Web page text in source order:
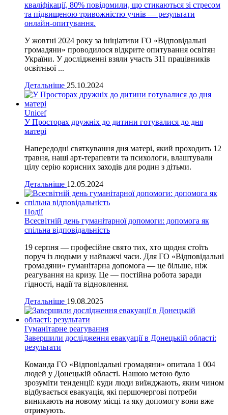
кваліфікації, 80% повідомили, що стикаються зі стресом
та підвищеною тривожністю учнів — результати
онлайн-опитування.
У жовтні 2024 року за ініціативи ГО «Відповідальні
громадяни» проводилося відкрите опитування освітян
України. У дослідженні взяли участь 311 працівників
освітньої ...
Детальніше 25.10.2024
Unicef
У Просторах дружніх до дитини готувалися до дня
матері
Напередодні святкування дня матері, який проходить 12
травня, наші арт-терапевти та психологи, влаштували
цілу серію корисних заходів для родин з дітьми.
Детальніше 12.05.2024
Події
Всесвітній день гуманітарної допомоги: допомога як
спільна відповідальність
19 серпня — професійне свято тих, хто щодня стоїть
поруч із людьми у найважчі часи. Для ГО «Відповідальні
громадяни» гуманітарна допомога — це більше, ніж
реагування на кризу. Це — постійна робота заради
гідності, надії та відновлення.
Детальніше 19.08.2025
Гуманітарне реагування
Завершили дослідження евакуації в Донецькій області:
результати
Команда ГО «Відповідальні громадяни» опитала 1 004
людей у Донецькій області. Нашою метою було
зрозуміти тенденції: куди люди виїжджають, яким чином
відбувається евакуація, які першочергові потреби
виникають на новому місці та яку допомогу вони вже
отримують.